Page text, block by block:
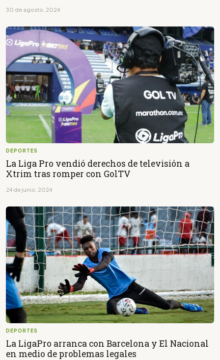
30 de agosto, 2024
DEPORTES
La Liga Pro vendió derechos de televisión a
Xtrim tras romper con GolTV
24 de junio, 2024
DEPORTES
La LigaPro arranca con Barcelona y El Nacional
en medio de problemas legales